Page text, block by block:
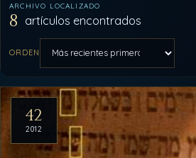
ARCHIVO LOCALIZADO
8 artículos encontrados
ORDEN
Artículos del
42
2012